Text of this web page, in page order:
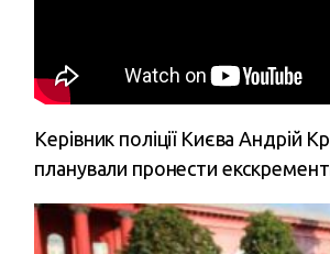
Керівник поліції Києва Андрій
планували пронести